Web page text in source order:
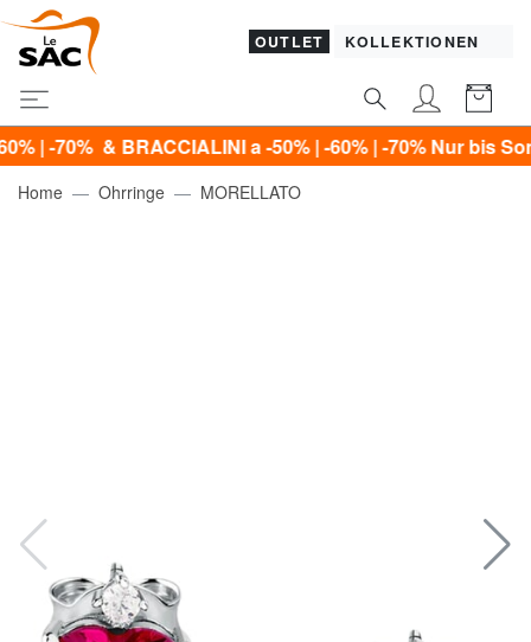
OUTLET KOLLEKTIONEN
& BRACCIALINI a -50% | -60% | -70% Nur bis Sonntag,
Home Ohrringe MORELLATO